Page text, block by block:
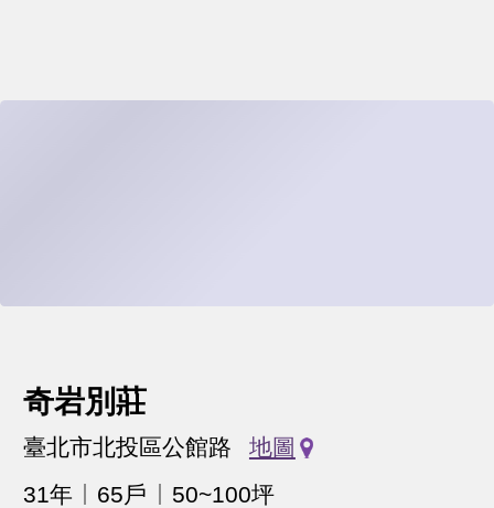
奇岩別莊
臺北市北投區公館路
地圖
31年
65戶 50~100坪